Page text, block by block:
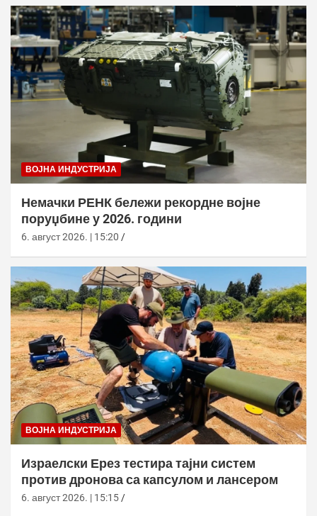
ВОЈНА ИНДУСТРИЈА
Немачки РЕНК бележи рекордне војне
поруџбине у 2026. години
6. август 2026. | 15:20
ВОЈНА ИНДУСТРИЈА
Израелски Ерез тестира тајни систем
против дронова са капсулом и лансером
6. август 2026. | 15:15